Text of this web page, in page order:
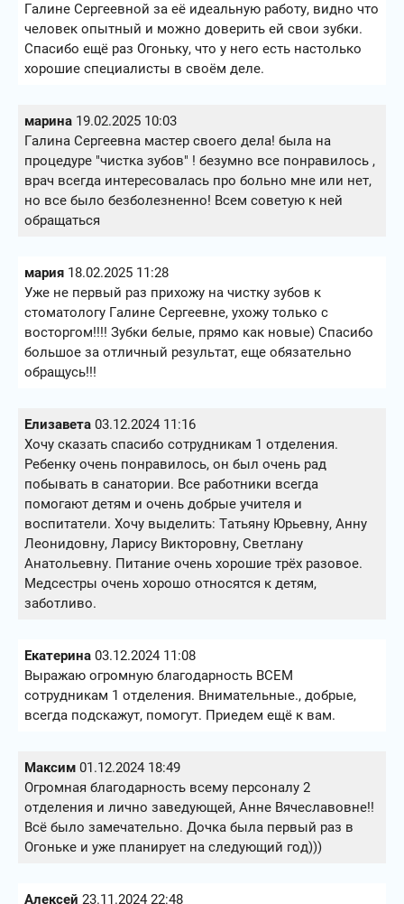
Галине Сергеевной за её идеальную работу, видно что
человек опытный и можно доверить ей свои зубки.
Спасибо ещё раз Огоньку, что у него есть настолько
хорошие специалисты в своём деле.
марина 19.02.2025 10:03
Галина Сергеевна мастер своего дела! была на
процедуре "чистка зубов" ! безумно все понравилось ,
врач всегда интересовалась про больно мне или нет,
но все было безболезненно! Всем советую к ней
обращаться
мария 18.02.2025 11:28
Уже не первый раз прихожу на чистку зубов к
стоматологу Галине Сергеевне, ухожу только с
восторгом!!!! Зубки белые, прямо как новые) Спасибо
большое за отличный результат, еще обязательно
обращусь!!!
Елизавета 03.12.2024 11:16
Хочу сказать спасибо сотрудникам 1 отделения.
Ребенку очень понравилось, он был очень рад
побывать в санатории. Все работники всегда
помогают детям и очень добрые учителя и
воспитатели. Хочу выделить: Татьяну Юрьевну, Анну
Леонидовну, Ларису Викторовну, Светлану
Анатольевну. Питание очень хорошие трёх разовое.
Медсестры очень хорошо относятся к детям,
заботливо.
Екатерина 03.12.2024 11:08
Выражаю огромную благодарность ВСЕМ
сотрудникам 1 отделения. Внимательные., добрые,
всегда подскажут, помогут. Приедем ещё к вам.
Максим 01.12.2024 18:49
Огромная благодарность всему персоналу 2
отделения и лично заведующей, Анне Вячеславовне!!
Всё было замечательно. Дочка была первый раз в
Огоньке и уже планирует на следующий год)))
Алексей 23.11.2024 22:48